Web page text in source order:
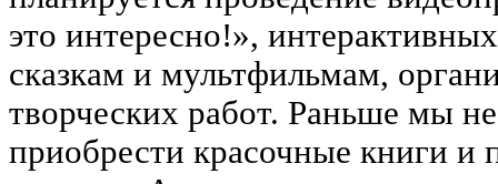
это интересно!»,
сказкам и мультфильмам,
творческих работ. Раньше мы
приобрести красочные книги и